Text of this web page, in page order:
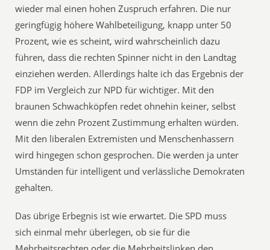
wieder mal einen hohen Zuspruch erfahren. Die nur
geringfügig höhere Wahlbeteiligung, knapp unter 50
Prozent, wie es scheint, wird wahrscheinlich dazu
führen, dass die rechten Spinner nicht in den Landtag
einziehen werden. Allerdings halte ich das Ergebnis der
FDP im Vergleich zur NPD für wichtiger. Mit den
braunen Schwachköpfen redet ohnehin keiner, selbst
wenn die zehn Prozent Zustimmung erhalten würden.
Mit den liberalen Extremisten und Menschenhassern
wird hingegen schon gesprochen. Die werden ja unter
Umständen für intelligent und verlässliche Demokraten
gehalten.
Das übrige Erbegnis ist wie erwartet. Die SPD muss
sich einmal mehr überlegen, ob sie für die